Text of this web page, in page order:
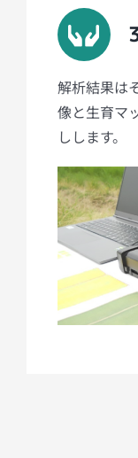
解析結果は
像と生育マ
しします。